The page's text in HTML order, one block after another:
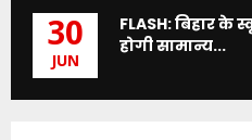
30
JUN
FLASH: बिहार के
होगी सामान्य...